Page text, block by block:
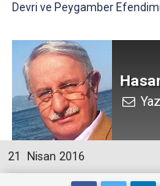
Devri ve Peygamber
21 Nisan 2016